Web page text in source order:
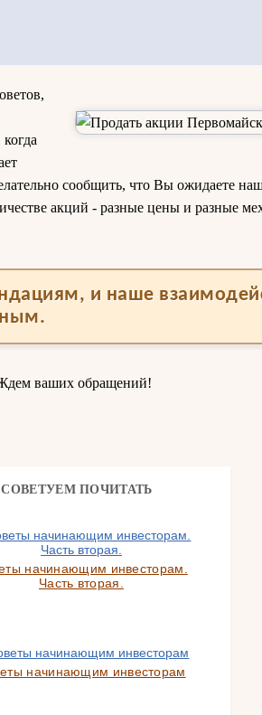
сообщить, что Вы ожидаете
акций - разные цены и разные
и наше
ваших обращений!
СОВЕТУЕМ ПОЧИТАТЬ
начинающим инвесторам.
Часть вторая.
начинающим инвесторам